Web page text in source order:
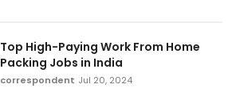
Top High-Paying Work From Home
Packing Jobs in India
correspondent Jul 20, 2024